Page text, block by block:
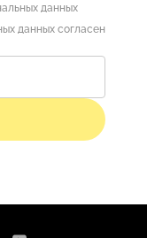
данных
данных согласен